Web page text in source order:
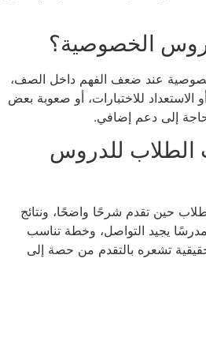
عند ضعف الفهم داخل الصف،
الاستعداد للاختبارات، أو صعوبة بعض
إلى دعم إضافي.
للدروس
حين تقدم شرحًا واضحًا، ونتائج
يجيد التواصل، وخطة تناسب
تشعره بالتقدم من حصة إلى